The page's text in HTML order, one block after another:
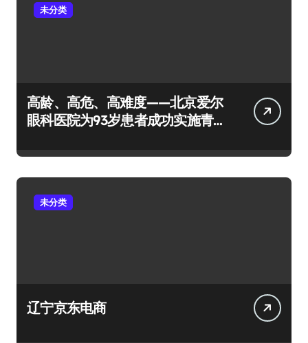
未分类
高龄、高危、高难度——北京爱尔
眼科医院为93岁患者成功实施青
未分类
辽宁京东电商